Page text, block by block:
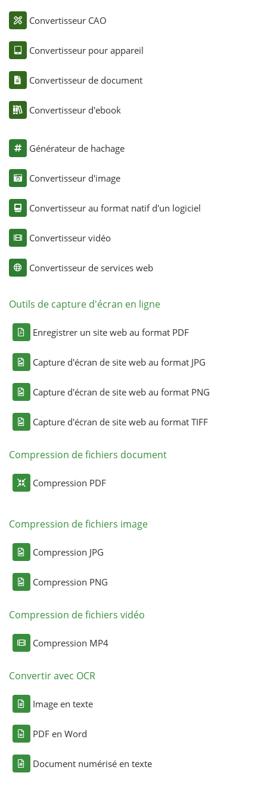
Convertisseur CAO
Convertisseur pour appareil
Convertisseur de document
Convertisseur d'ebook
Générateur de hachage
Convertisseur d'image
Convertisseur au format natif d'un logiciel
Convertisseur vidéo
Convertisseur de services web
Outils de capture d'écran en ligne
Enregistrer un site web au format PDF
Capture d'écran de site web au format JPG
Capture d'écran de site web au format PNG
Capture d'écran de site web au format TIFF
Compression de fichiers document
Compression PDF
Compression de fichiers image
Compression JPG
Compression PNG
Compression de fichiers vidéo
Compression MP4
Convertir avec OCR
Image en texte
PDF en Word
Document numérisé en texte